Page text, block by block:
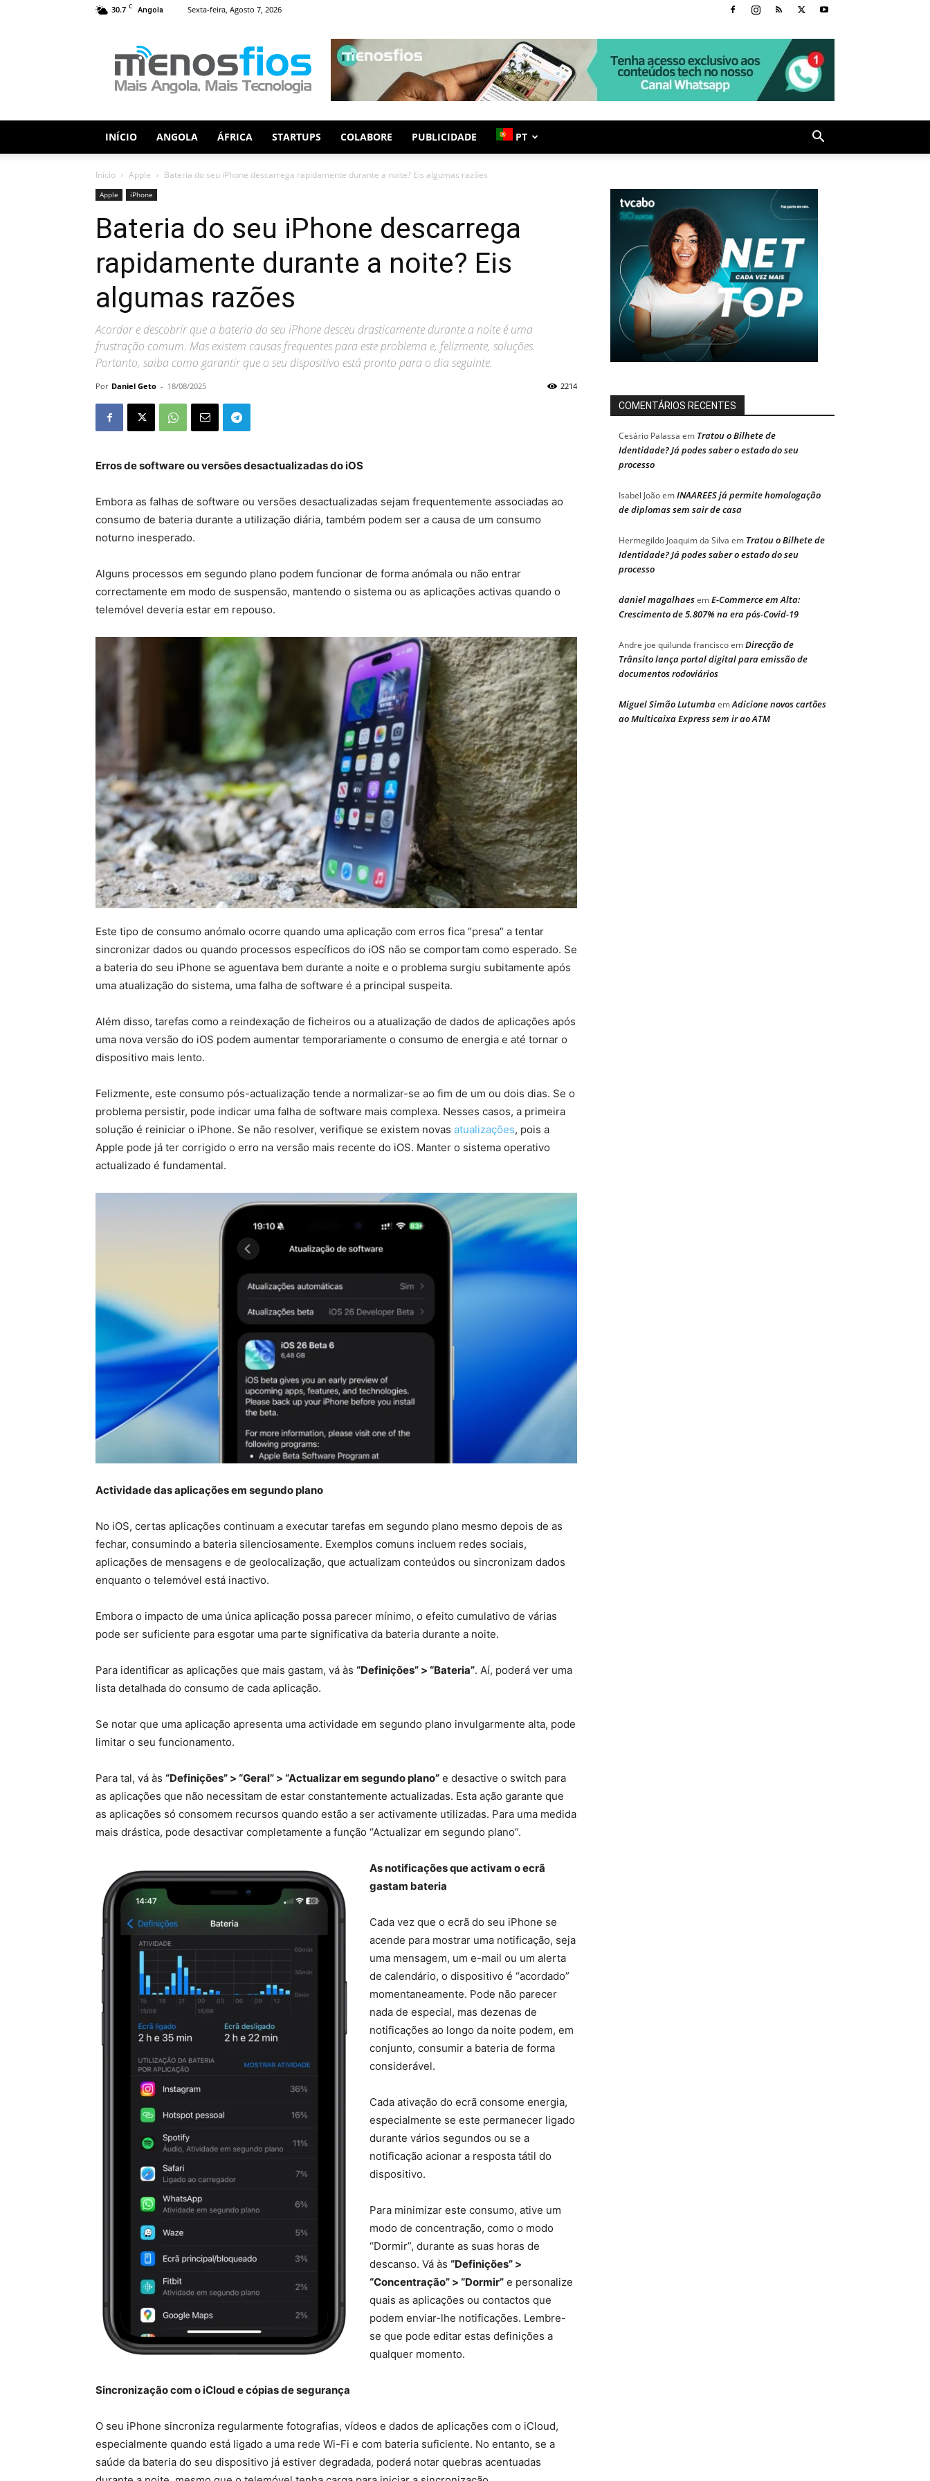
30.7 C Angola Sexta-feira, Agosto 7, 2026
Fios
INÍCIO ANGOLA ÁFRICA STARTUPS COLABORE PUBLICIDADE PT
Início Apple Bateria do seu iPhone descarrega rapidamente durante a noite? Eis algumas razões
Apple iPhone
Bateria do seu iPhone descarrega
rapidamente durante a noite? Eis
algumas razões
Acordar e descobrir que a bateria do seu iPhone desceu drasticamente durante a noite é uma
frustração comum. Mas existem causas frequentes para este problema e, felizmente, soluções.
Portanto, saiba como garantir que o seu dispositivo está pronto para o dia seguinte.
Por Daniel Geto - 18/08/2025 2214
Erros de software ou versões desactualizadas do iOS
Embora as falhas de software ou versões desactualizadas sejam frequentemente associadas ao
consumo de bateria durante a utilização diária, também podem ser a causa de um consumo
noturno inesperado.
Alguns processos em segundo plano podem funcionar de forma anómala ou não entrar
correctamente em modo de suspensão, mantendo o sistema ou as aplicações activas quando o
telemóvel deveria estar em repouso.
Este tipo de consumo anómalo ocorre quando uma aplicação com erros fica “presa” a tentar
sincronizar dados ou quando processos específicos do iOS não se comportam como esperado. Se
a bateria do seu iPhone se aguentava bem durante a noite e o problema surgiu subitamente após
uma atualização do sistema, uma falha de software é a principal suspeita.
Além disso, tarefas como a reindexação de ficheiros ou a atualização de dados de aplicações após
uma nova versão do iOS podem aumentar temporariamente o consumo de energia e até tornar o
dispositivo mais lento.
Felizmente, este consumo pós-actualização tende a normalizar-se ao fim de um ou dois dias. Se o
problema persistir, pode indicar uma falha de software mais complexa. Nesses casos, a primeira
solução é reiniciar o iPhone. Se não resolver, verifique se existem novas atualizações, pois a
Apple pode já ter corrigido o erro na versão mais recente do iOS. Manter o sistema operativo
actualizado é fundamental.
Actividade das aplicações em segundo plano
No iOS, certas aplicações continuam a executar tarefas em segundo plano mesmo depois de as
fechar, consumindo a bateria silenciosamente. Exemplos comuns incluem redes sociais,
aplicações de mensagens e de geolocalização, que actualizam conteúdos ou sincronizam dados
enquanto o telemóvel está inactivo.
Embora o impacto de uma única aplicação possa parecer mínimo, o efeito cumulativo de várias
pode ser suficiente para esgotar uma parte significativa da bateria durante a noite.
Para identificar as aplicações que mais gastam, vá às “Definições” > “Bateria”. Aí, poderá ver uma
lista detalhada do consumo de cada aplicação.
Se notar que uma aplicação apresenta uma actividade em segundo plano invulgarmente alta, pode
limitar o seu funcionamento.
Para tal, vá às “Definições” > “Geral” > “Actualizar em segundo plano” e desactive o switch para
as aplicações que não necessitam de estar constantemente actualizadas. Esta ação garante que
as aplicações só consomem recursos quando estão a ser activamente utilizadas. Para uma medida
mais drástica, pode desactivar completamente a função “Actualizar em segundo plano”.
As notificações que activam o ecrã
gastam bateria
Cada vez que o ecrã do seu iPhone se
acende para mostrar uma notificação, seja
uma mensagem, um e-mail ou um alerta
de calendário, o dispositivo é “acordado”
momentaneamente. Pode não parecer
nada de especial, mas dezenas de
notificações ao longo da noite podem, em
conjunto, consumir a bateria de forma
considerável.
Cada ativação do ecrã consome energia,
especialmente se este permanecer ligado
durante vários segundos ou se a
notificação acionar a resposta tátil do
dispositivo.
Para minimizar este consumo, ative um
modo de concentração, como o modo
“Dormir”, durante as suas horas de
descanso. Vá às “Definições” >
“Concentração” > “Dormir” e personalize
quais as aplicações ou contactos que
podem enviar-lhe notificações. Lembre-
se que pode editar estas definições a
qualquer momento.
Sincronização com o iCloud e cópias de segurança
O seu iPhone sincroniza regularmente fotografias, vídeos e dados de aplicações com o iCloud,
especialmente quando está ligado a uma rede Wi-Fi e com bateria suficiente. No entanto, se a
saúde da bateria do seu dispositivo já estiver degradada, poderá notar quebras acentuadas
COMENTÁRIOS RECENTES
Cesário Palassa em Tratou o Bilhete de
Identidade? Já podes saber o estado do seu
processo
Isabel JoãoemINAAREES já permite homologação
de diplomas sem sair de casa
Hermegildo Joaquim da Silva em Tratou o Bilhete de
Identidade? Já podes saber o estado do seu
processo
daniel magalhaesemE-Commerce em Alta:
Crescimento de 5.807% na era pós-Covid-19
Andre joe quilunda franciscoemDirecção de
Trânsito lança portal digital para emissão de
documentos rodoviários
Miguel Simão LutumbaemAdicione novos cartões
ao Multicaixa Express sem ir ao ATM